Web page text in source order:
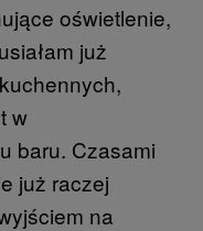
oświetlenie,
już
w
baru. Czasami
już raczej
na